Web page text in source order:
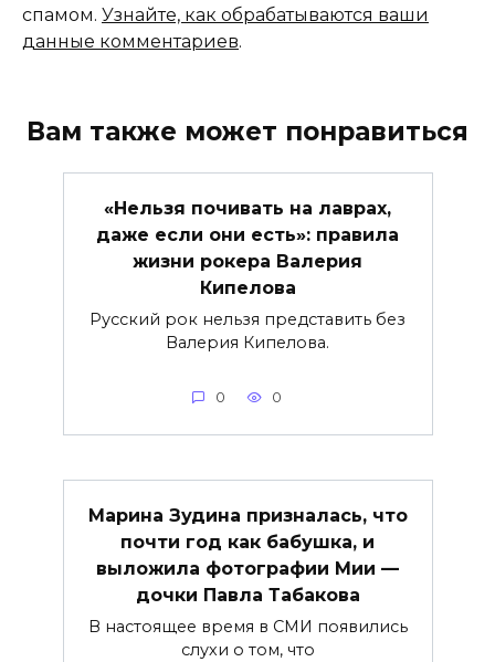
спамом. Узнайте, как обрабатываются ваши
данные комментариев.
Вам также может понравиться
«Нельзя почивать на лаврах,
даже если они есть»: правила
жизни рокера Валерия
Кипелова
Русский рок нельзя представить без
Валерия Кипелова.
0 0
Марина Зудина призналась, что
почти год как бабушка, и
выложила фотографии Мии —
дочки Павла Табакова
В настоящее время в СМИ появились
слухи о том, что